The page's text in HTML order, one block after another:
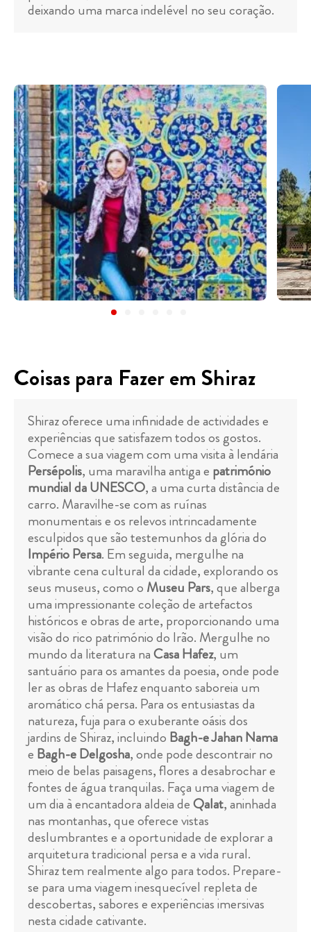
deixando uma marca indelével no seu coração.
Coisas para Fazer em Shiraz
Shiraz oferece uma infinidade de actividades e
experiências que satisfazem todos os gostos.
Comece a sua viagem com uma visita à lendária
Persépolis, uma maravilha antiga e património
mundial da UNESCO, a uma curta distância de
carro. Maravilhe-se com as ruínas
monumentais e os relevos intrincadamente
esculpidos que são testemunhos da glória do
Império Persa. Em seguida, mergulhe na
vibrante cena cultural da cidade, explorando os
seus museus, como o Museu Pars, que alberga
uma impressionante coleção de artefactos
históricos e obras de arte, proporcionando uma
visão do rico património do Irão. Mergulhe no
mundo da literatura naCasa Hafez, um
santuário para os amantes da poesia, onde pode
ler as obras de Hafez enquanto saboreia um
aromático chá persa. Para os entusiastas da
natureza, fuja para o exuberante oásis dos
jardins de Shiraz, incluindo Bagh-e Jahan Nama
e Bagh-e Delgosha, onde pode descontrair no
meio de belas paisagens, flores a desabrochar e
fontes de água tranquilas. Faça uma viagem de
um dia à encantadora aldeia deQalat, aninhada
nas montanhas, que oferece vistas
deslumbrantes e a oportunidade de explorar a
arquitetura tradicional persa e a vida rural.
Shiraz tem realmente algo para todos. Prepare-
se para uma viagem inesquecível repleta de
descobertas, sabores e experiências imersivas
nesta cidade cativante.